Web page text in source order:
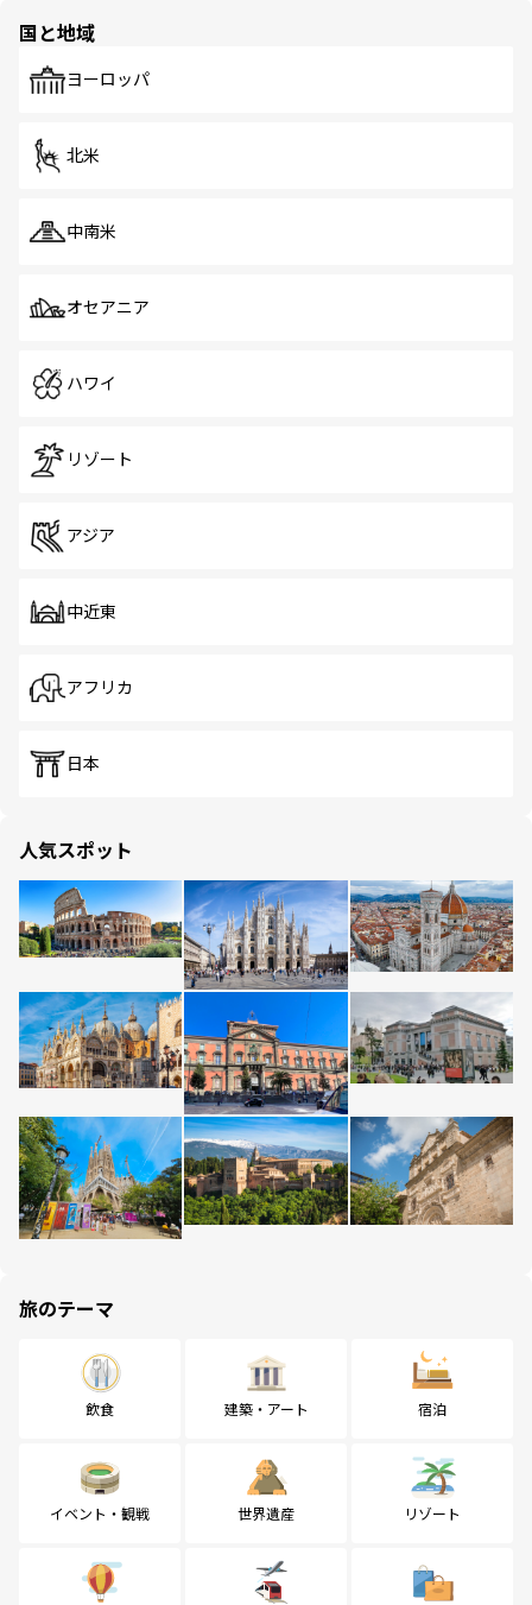
で、ホーカーズは地元の風情を楽しめる外せないスポット
国と地域
ヨーロッパ
北米
中南米
オセアニア
ハワイ
リゾート
アジア
中近東
アフリカ
日本
人気スポット
旅のテーマ
飲食 建築・アート 宿泊
イベント・観戦 世界遺産 リゾート